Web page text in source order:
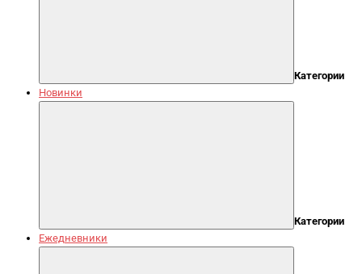
Категории
Новинки
Категории
Ежедневники